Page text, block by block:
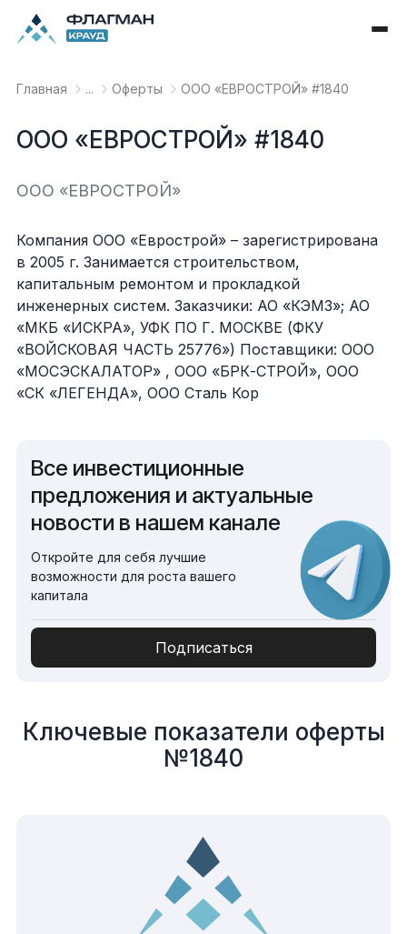
Главная ... Оферты OOO «ЕВРОСТРОЙ» #1840
OOO «ЕВРОСТРОЙ» #1840
OOO «ЕВРОСТРОЙ»
Компания ООО «Еврострой» – зарегистрирована
в 2005 г. Занимается строительством,
капитальным ремонтом и прокладкой
инженерных систем. Заказчики: АО «КЭМЗ»; АО
«МКБ «ИСКРА», УФК ПО Г. МОСКВЕ (ФКУ
«ВОЙСКОВАЯ ЧАСТЬ 25776») Поставщики: ООО
«МОСЭСКАЛАТОР» , ООО «БРК-СТРОЙ», ООО
«СК «ЛЕГЕНДА», ООО Сталь Кор
Все инвестиционные
предложения и актуальные
новости в нашем канале
Откройте для себя лучшие
возможности для роста вашего
капитала
Подписаться
Ключевые показатели оферты
№1840